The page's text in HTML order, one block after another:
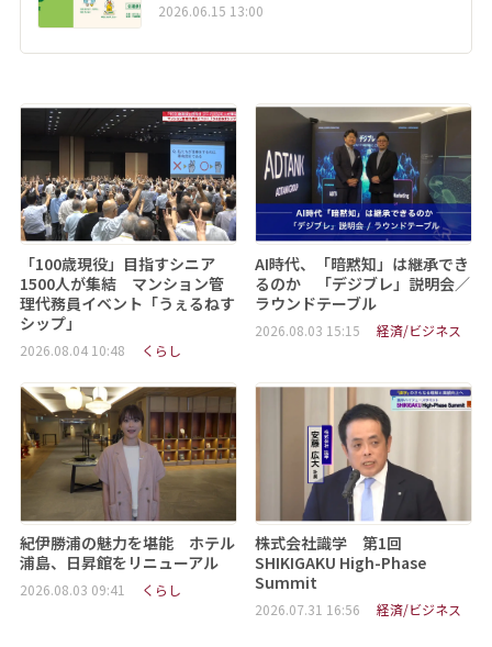
2026.06.15 13:00
「100歳現役」目指すシニア
1500人が集結 マンション管
理代務員イベント「うぇるねす
シップ」
2026.08.04 10:48 くらし
AI時代、「暗黙知」は継承でき
るのか 「デジブレ」説明会／
ラウンドテーブル
2026.08.03 15:15 経済/ビジネス
紀伊勝浦の魅力を堪能 ホテル
浦島、日昇館をリニューアル
2026.08.03 09:41 くらし
株式会社識学 第1回
SHIKIGAKU High-Phase
Summit
2026.07.31 16:56 経済/ビジネス